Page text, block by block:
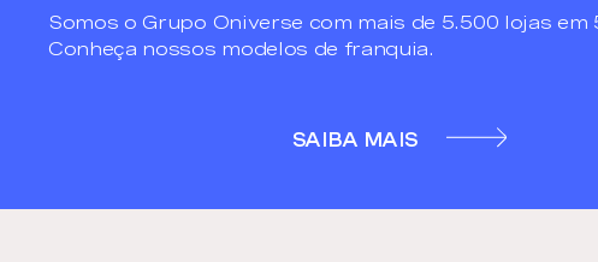
Somos o Grupo Oniverse com mais de 5.500 lojas em
Conheça nossos modelos de franquia.
SAIBA MAIS